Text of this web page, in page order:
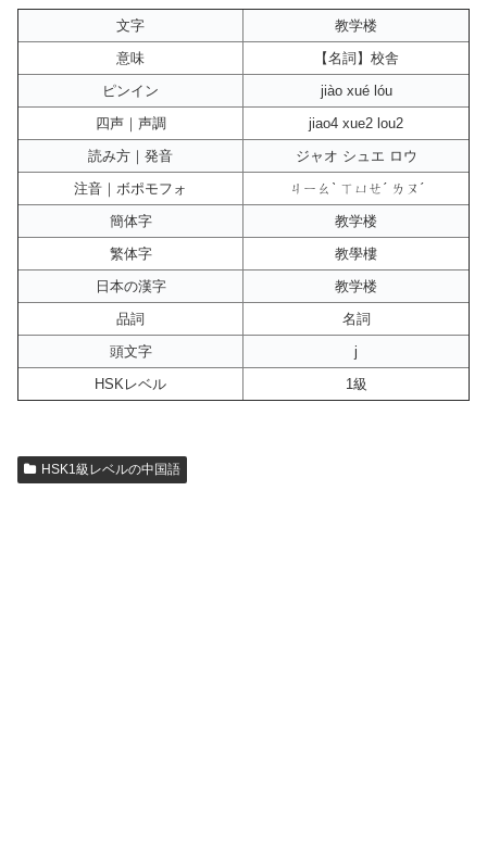
文字
教学楼
意味
【名詞】校舎
ピンイン
jiào xué lóu
四声｜声調
jiao4 xue2 lou2
読み方｜発音
ジャオ シュエ ロウ
注音｜ボポモフォ
ㄐㄧㄠˋ ㄒㄩㄝˊ ㄌㄡˊ
簡体字
教学楼
繁体字
教學樓
日本の漢字
教学楼
品詞
名詞
頭文字
j
HSKレベル
1級
HSK1級レベルの中国語